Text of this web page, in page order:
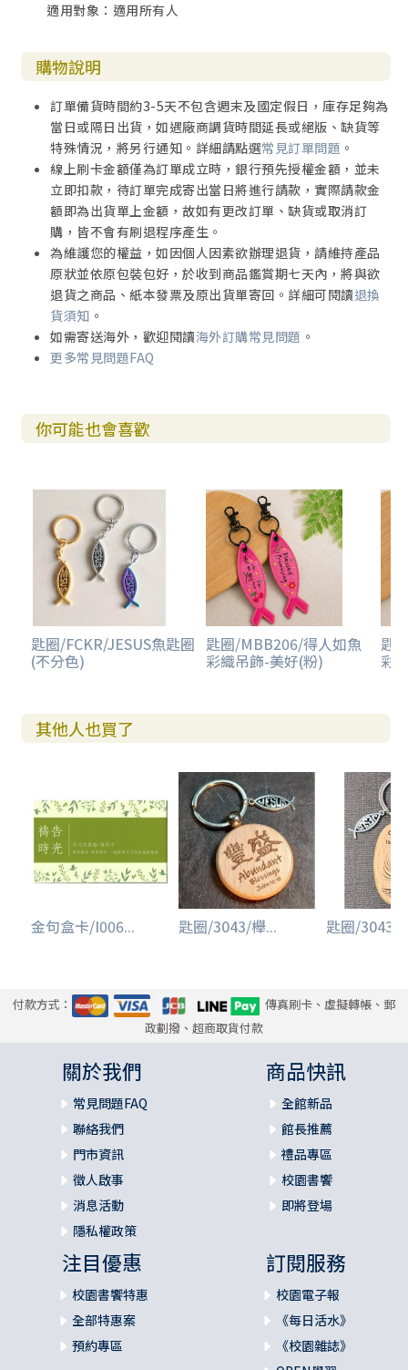
適用對象：適用所有人
購物說明
訂單備貨時間約3-5天不包含週末及國定假日，庫存足夠為
當日或隔日出貨，如遇廠商調貨時間延長或絕版、缺貨等
特殊情況，將另行通知。詳細請點選常見訂單問題 。
線上刷卡金額僅為訂單成立時，銀行預先授權金額，並未
立即扣款，待訂單完成寄出當日將進行請款，實際請款金
額即為出貨單上金額，故如有更改訂單、缺貨或取消訂
購，皆不會有刷退程序產生。
為維護您的權益，如因個人因素欲辦理退貨，請維持產品
原狀並依原包裝包好，於收到商品鑑賞期七天內，將與欲
退貨之商品、紙本發票及原出貨單寄回。詳細可閱讀退換
貨須知 。
如需寄送海外，歡迎閱讀海外訂購常見問題 。
更多常見問題FAQ
你可能也會喜歡
匙圈/FCKR/JESUS魚匙圈
(不分色)
匙圈/MBB206/得人如魚
彩織吊飾-美好(粉)
匙
彩
其他人也買了
金句盒卡/I006... 匙圈/3043/櫸... 匙圈/3043/
付款方式：
傳真刷卡、虛擬轉帳、郵
政劃撥、超商取貨付款
關於我們
常見問題FAQ
聯絡我們
門市資訊
徵人啟事
消息活動
隱私權政策
商品快訊
全館新品
館長推薦
禮品專區
校園書饗
即將登場
注目優惠
校園書饗特惠
全部特惠案
預約專區
訂閱服務
校園電子報
《每日活水》
《校園雜誌》